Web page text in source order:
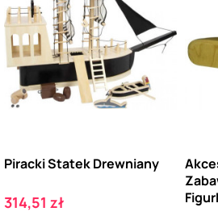
Piracki Statek Drewniany
Cena
314,51 zł